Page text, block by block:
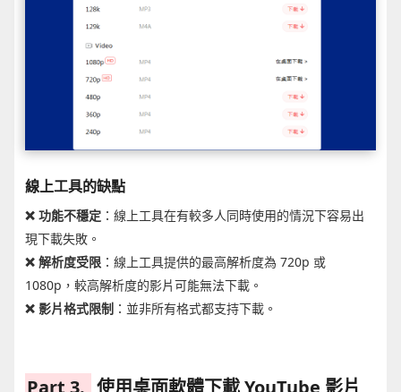
線上工具的缺點
❌ 功能不穩定 ：線上工具在有較多人同時使用的情況下容易出
現下載失敗。
❌ 解析度受限 ：線上工具提供的最高解析度為 720p 或
1080p，較高解析度的影片可能無法下載。
❌ 影片格式限制 ：並非所有格式都支持下載。